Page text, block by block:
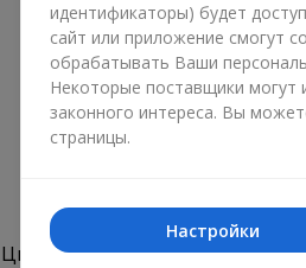
Цветы в коробке "Соломия"
идентификаторы) будет
сайт или приложение смогут
обрабатывать Ваши
Некоторые поставщики могут
законного интереса. Вы
страницы.
Настройки